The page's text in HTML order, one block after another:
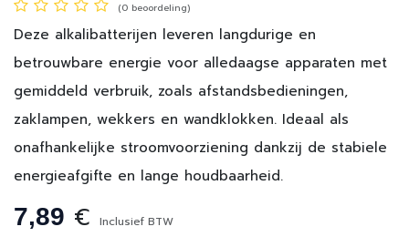
(0 beoordeling)
Deze alkalibatterijen leveren langdurige en
betrouwbare energie voor alledaagse apparaten met
gemiddeld verbruik, zoals afstandsbedieningen,
zaklampen, wekkers en wandklokken. Ideaal als
onafhankelijke stroomvoorziening dankzij de stabiele
energieafgifte en lange houdbaarheid.
7,89 € Inclusief BTW